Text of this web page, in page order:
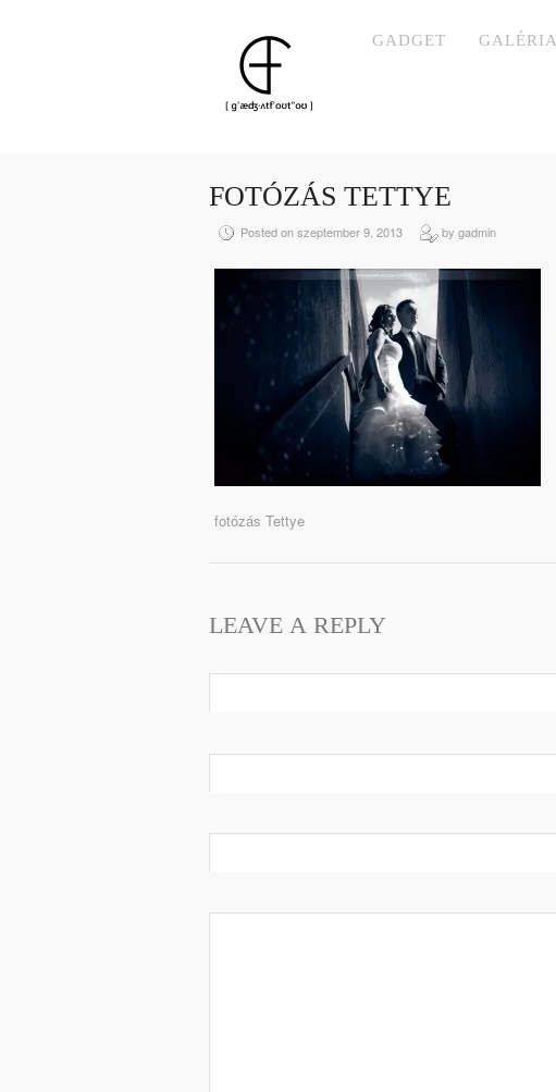
GADGET GALÉRIA
FOTÓZÁS TETTYE
Posted on szeptember 9, 2013 by gadmin
fotózás Tettye
LEAVE A REPLY